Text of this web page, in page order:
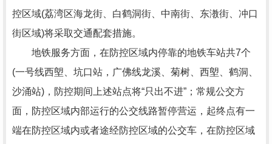
控区域(荔湾区海龙街、白鹤洞街、中南街、东漖街、冲口
街区域)将采取交通配套措施。
地铁服务方面，在防控区域内停靠的地铁车站共7个
(一号线西塱、坑口站，广佛线龙溪、菊树、西塱、鹤洞、
沙涌站)，防控期间上述站点将“只出不进”；常规公交方
面，防控区域内部运行的公交线路暂停营运，起终点有一
端在防控区域内或者途经防控区域的公交车，在防控区域